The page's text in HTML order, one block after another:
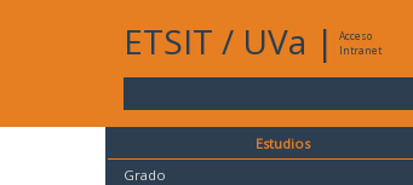
ETSIT / UVa |
Acceso
Intranet
Estudios
Grado